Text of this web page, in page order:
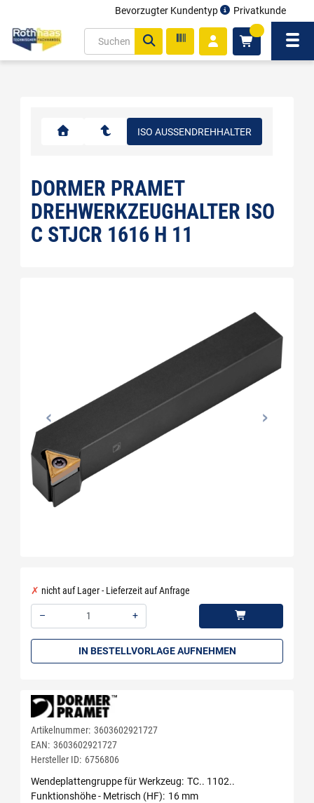
Bevorzugter Kundentyp Privatkunde
ISO AUSSENDREHHALTER
DORMER PRAMET
DREHWERKZEUGHALTER ISO
C STJCR 1616 H 11
nicht auf Lager - Lieferzeit auf Anfrage
–
+
IN BESTELLVORLAGE AUFNEHMEN
Artikelnummer: 3603602921727
EAN: 3603602921727
Hersteller ID: 6756806
Wendeplattengruppe für Werkzeug TC.. 1102..
Funktionshöhe - Metrisch (HF)
16 mm